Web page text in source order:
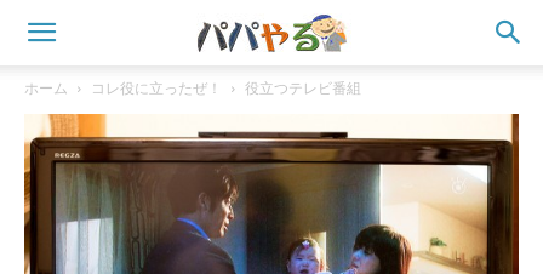
ホーム コレ役に立ったぜ！ 役立つテレビ番組